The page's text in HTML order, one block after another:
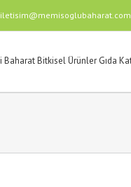
iletisim@memisoglubaharat.com